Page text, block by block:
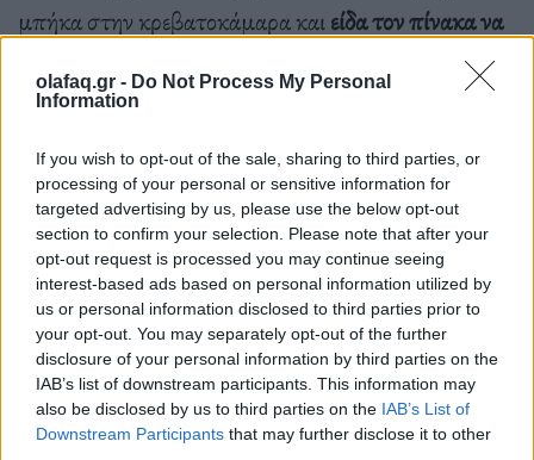
olafaq.gr - Do Not Process My Personal
Information
If you wish to opt-out of the sale, sharing to third parties, or
processing of your personal or sensitive information for
targeted advertising by us, please use the below opt-out
section to confirm your selection. Please note that after your
opt-out request is processed you may continue seeing
interest-based ads based on personal information utilized by
us or personal information disclosed to third parties prior to
your opt-out. You may separately opt-out of the further
disclosure of your personal information by third parties on the
IAB’s list of downstream participants. This information may
also be disclosed by us to third parties on the IAB’s List of
Downstream Participants that may further disclose it to other
μπήκα στην κρεβατοκάμαρα καιείδα τον πίνακα να
«Δεν είμαι ειδική στη ζωγραφική, ωστόσο ως γενική
εκτιμήτρια με πάνω από 25 χρόνια εμπειρία,
αναγνώρισα ότι ήταν ένα εξαιρετικό έργο του 16ου
αιώνα.Είπα αμέσως στην οικογένεια για την πιθανή
υψηλή αξία τουκαι θέλησαν να το πάρω για να
συμπεριληφθεί στη δημοπρασία έργων τέχνης»
ανέφερε.